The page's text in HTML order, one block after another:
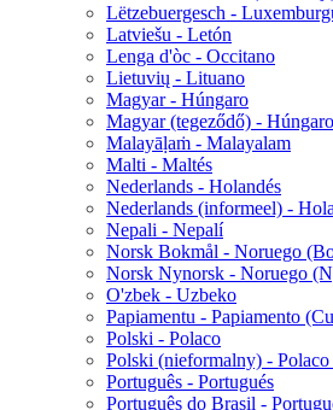
Lëtzebuergesch -
Latviešu - Letón
Lenga d'òc - Occitano
Lietuvių - Lituano
Magyar - Húngaro
Magyar (tegeződő) -
Malayāḷaṁ - Malayalam
Malti - Maltés
Nederlands - Holandés
Nederlands (informeel) -
Nepali - Nepalí
Norsk Bokmål - Noruego
Norsk Nynorsk - Noruego
O'zbek - Uzbeko
Papiamentu - Papiamento
Polski - Polaco
Polski (nieformalny) -
Português - Portugués
Português do Brasil -